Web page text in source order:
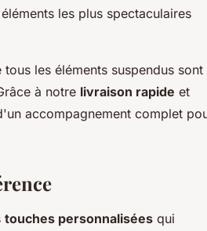
les plus spectaculaires
les éléments suspendus sont
à notre livraison rapide et
accompagnement complet
touches personnalisées qui